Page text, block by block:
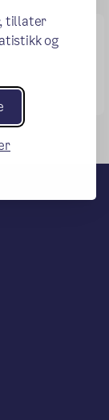
tillater
og